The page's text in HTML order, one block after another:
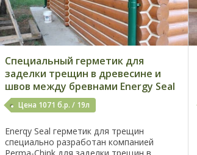
Специальный герметик для
заделки трещин в древесине и
швов между бревнами Energy Seal
Цена 1071 б.р. / 19л
Enerqy Seal герметик для трещин
специально разработан компанией